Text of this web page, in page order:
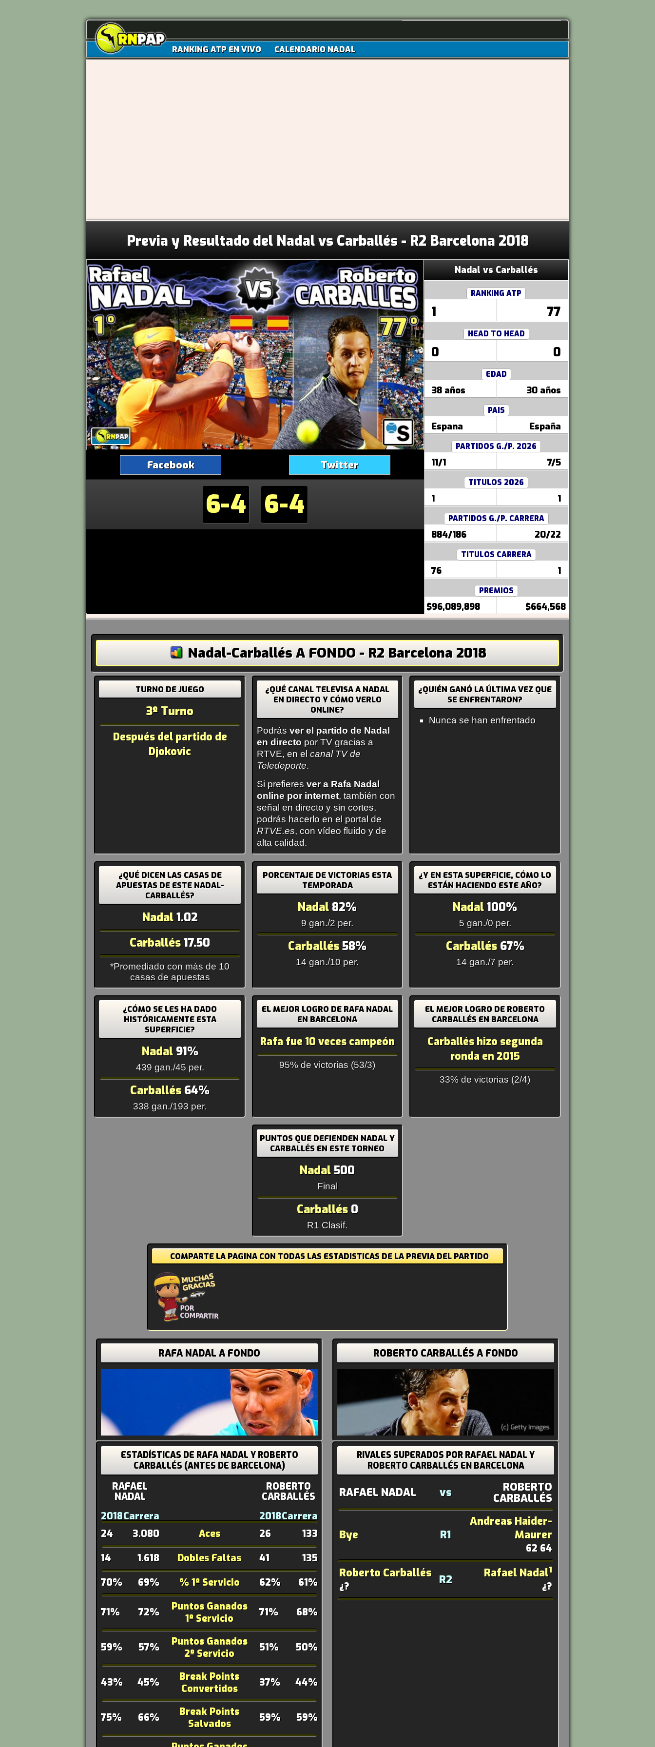
RANKING ATP EN VIVO CALENDARIO NADAL
Previa y Resultado del Nadal vs Carballés - R2 Barcelona 2018
Nadal vs Carballés
RANKING ATP
1 77
HEAD TO HEAD
0 0
EDAD
38 años 30 años
PAIS
Espana España
PARTIDOS G./P. 2026
11/1 7/5
TITULOS 2026
1 1
PARTIDOS G./P. CARRERA
884/186 20/22
TITULOS CARRERA
76 1
PREMIOS
$96,089,898 $664,568
Facebook Twitter
6-4 6-4
Nadal-Carballés A FONDO - R2 Barcelona 2018
TURNO DE JUEGO
3º Turno
Después del partido de
Djokovic
¿QUÉ CANAL TELEVISA A NADAL
EN DIRECTO Y CÓMO VERLO
ONLINE?
Podrás ver el partido de Nadal
en directopor TV gracias a
RTVE, en el canal TV de
Teledeporte.
Si prefieres ver a Rafa Nadal
online por internet, también con
señal en directo y sin cortes,
podrás hacerlo en el portal de
RTVE.es, con vídeo fluido y de
alta calidad.
¿QUIÉN GANÓ LA ÚLTIMA VEZ QUE
SE ENFRENTARON?
Nunca se han enfrentado
¿QUÉ DICEN LAS CASAS DE
APUESTAS DE ESTE NADAL-
CARBALLÉS?
Nadal1.02
Carballés17.50
*Promediado con más de 10
casas de apuestas
PORCENTAJE DE VICTORIAS ESTA
TEMPORADA
Nadal 82%
9 gan./2 per.
Carballés58%
14 gan./10 per.
¿Y EN ESTA SUPERFICIE, CÓMO LO
ESTÁN HACIENDO ESTE AÑO?
Nadal100%
5 gan./0 per.
Carballés 67%
14 gan./7 per.
¿CÓMO SE LES HA DADO
HISTÓRICAMENTE ESTA
SUPERFICIE?
Nadal 91%
439 gan./45 per.
Carballés 64%
338 gan./193 per.
EL MEJOR LOGRO DE RAFA NADAL
EN BARCELONA
Rafa fue 10 veces campeón
95% de victorias (53/3)
EL MEJOR LOGRO DE ROBERTO
CARBALLÉS EN BARCELONA
Carballés hizo segunda
ronda en 2015
33% de victorias (2/4)
PUNTOS QUE DEFIENDEN NADAL Y
CARBALLÉS EN ESTE TORNEO
Nadal500
Final
Carballés 0
R1 Clasif.
COMPARTE LA PAGINA CON TODAS LAS ESTADISTICAS DE LA PREVIA DEL PARTIDO
RAFA NADAL A FONDO ROBERTO CARBALLÉS A FONDO
ESTADÍSTICAS DE RAFA NADAL Y ROBERTO
CARBALLÉS (ANTES DE BARCELONA)
RAFAEL
NADAL
ROBERTO
CARBALLÉS
2018Carrera 2018Carrera
24
3.080 Aces 26
133
14
1.618 Dobles Faltas 41
135
70%
69% % 1º Servicio 62% 61%
71% 72%
Puntos Ganados
1º Servicio
71% 68%
59% 57%
Puntos Ganados
2º Servicio
51% 50%
43% 45%
Break Points
Convertidos
37% 44%
75% 66%
Break Points
Salvados
59% 59%
RIVALES SUPERADOS POR RAFAEL NADAL Y
ROBERTO CARBALLÉS EN BARCELONA
RAFAEL NADAL vs ROBERTO
CARBALLÉS
Bye R1
Andreas Haider-
Maurer
62 64
Roberto Carballés
¿? R2 Rafael Nadal1
¿?